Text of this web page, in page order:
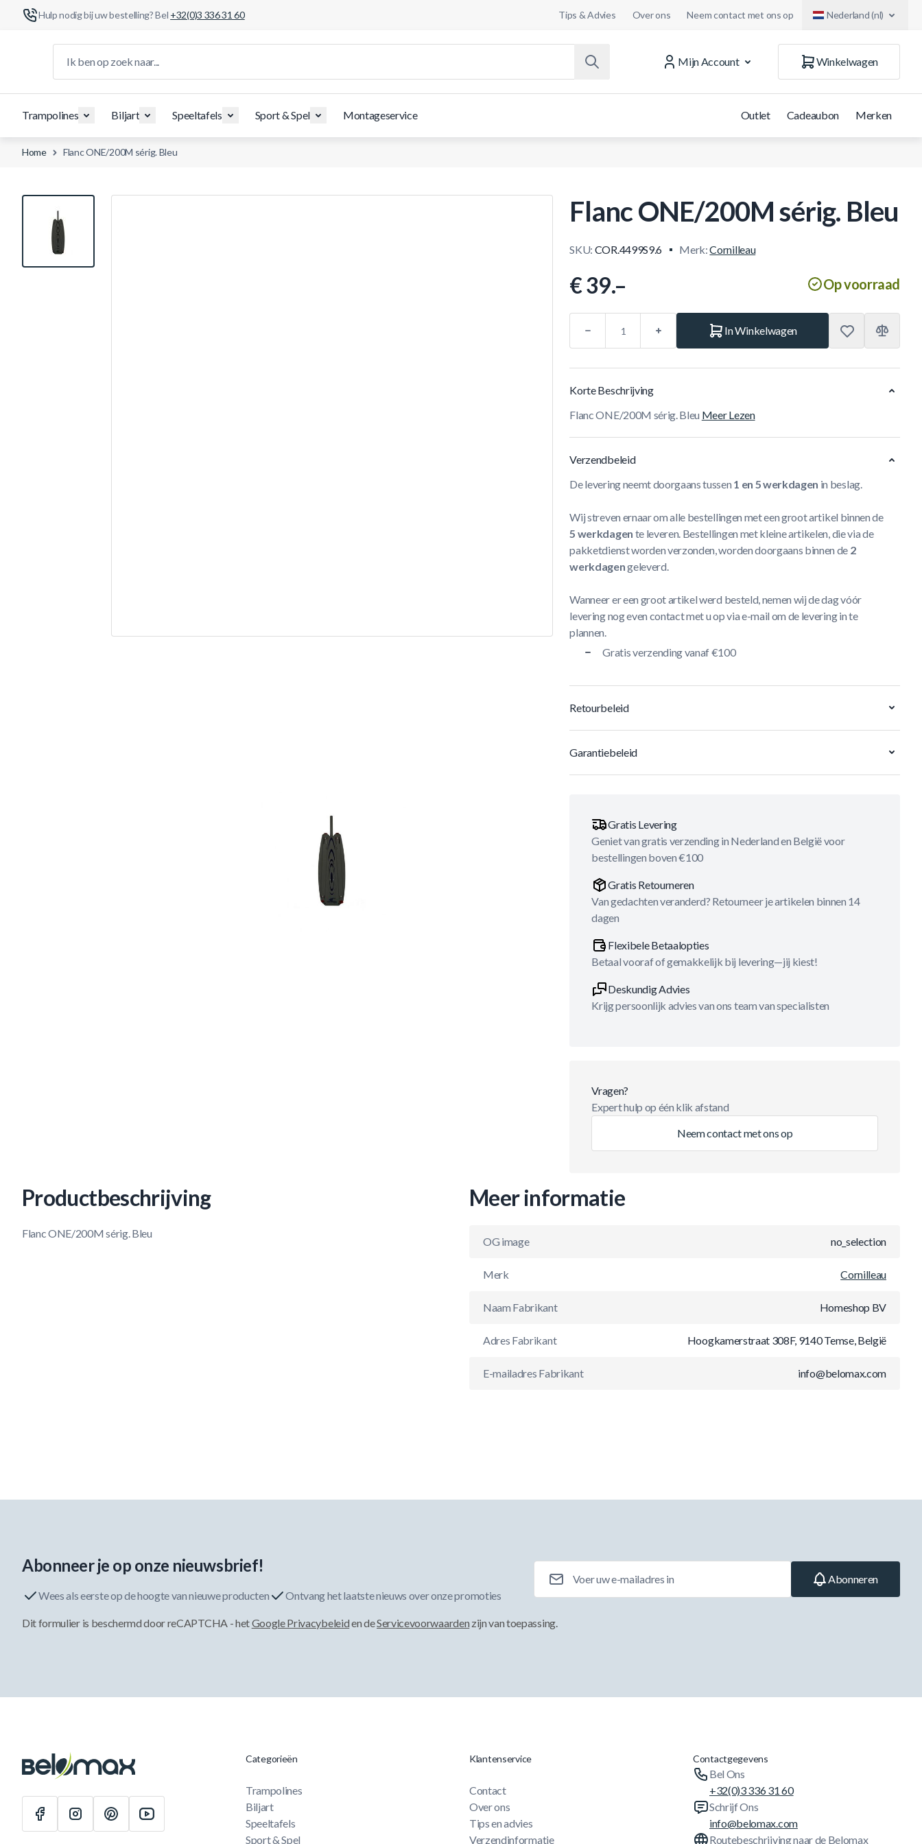
Hulp nodig bij uw bestelling? Bel +32(0)3 336 31 60 Tips & Advies Over ons Neem contact met ons op Nederland (nl)
Mijn Account
Winkelwagen
Trampolines Biljart Speeltafels Sport & Spel Montageservice Outlet Cadeaubon Merken
Home Flanc ONE/200M sérig. Bleu
View larger image Flanc ONE/200M sérig. Bleu
SKU: COR.4499S9.6 Merk:Cornilleau
€ 39.– Op voorraad
In Winkelwagen
Korte Beschrijving
Flanc ONE/200M sérig. Bleu Meer Lezen
Verzendbeleid
De levering neemt doorgaans tussen 1 en 5 werkdagen in beslag.
Wij streven ernaar om alle bestellingen met een groot artikel binnen de
5 werkdagen te leveren. Bestellingen met kleine artikelen, die via de
pakketdienst worden verzonden, worden doorgaans binnen de 2
werkdagengeleverd.
Wanneer er een groot artikel werd besteld, nemen wij de dag vóór
levering nog even contact met u op via e-mail om de levering in te
plannen.
Gratis verzending vanaf €100
Retourbeleid
Garantiebeleid
Gratis Levering
Geniet van gratis verzending in Nederland en België voor
bestellingen boven €100
Gratis Retourneren
Van gedachten veranderd? Retourneer je artikelen binnen 14
dagen
Flexibele Betaalopties
Betaal vooraf of gemakkelijk bij levering—jij kiest!
Deskundig Advies
Krijg persoonlijk advies van ons team van specialisten
Vragen?
Expert hulp op één klik afstand
Neem contact met ons op
Productbeschrijving
Flanc ONE/200M sérig. Bleu
Meer informatie
OG image no_selection
Merk Cornilleau
Naam Fabrikant Homeshop BV
Adres Fabrikant Hoogkamerstraat 308F, 9140 Temse, België
E-mailadres Fabrikant info@belomax.com
Abonneer je op onze nieuwsbrief!
Wees als eerste op de hoogte van nieuwe producten Ontvang het laatste nieuws over onze promoties
Abonneren
Dit formulier is beschermd door reCAPTCHA - hetGoogle Privacybeleiden deServicevoorwaarden zijn van toepassing.
Categorieën
Trampolines
Biljart
Speeltafels
Sport & Spel
Klantenservice
Contact
Over ons
Tips en advies
Verzendinformatie
Contactgegevens
Bel Ons
+32(0)3 336 31 60
Schrijf Ons
info@belomax.com
Routebeschrijving naar de Belomax